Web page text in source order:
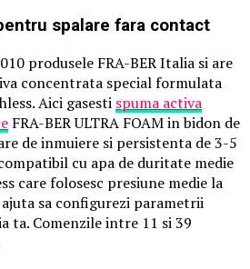
spalare fara contact
produsele FRA-BER Italia si are
concentrata special formulata
Aici gasesti spuma activa
FRA-BER ULTRA FOAM in bidon de
de inmuiere si persistenta de 3-5
cu apa de duritate medie
care folosesc presiune medie la
sa configurezi parametrii
Comenzile intre 11 si 39